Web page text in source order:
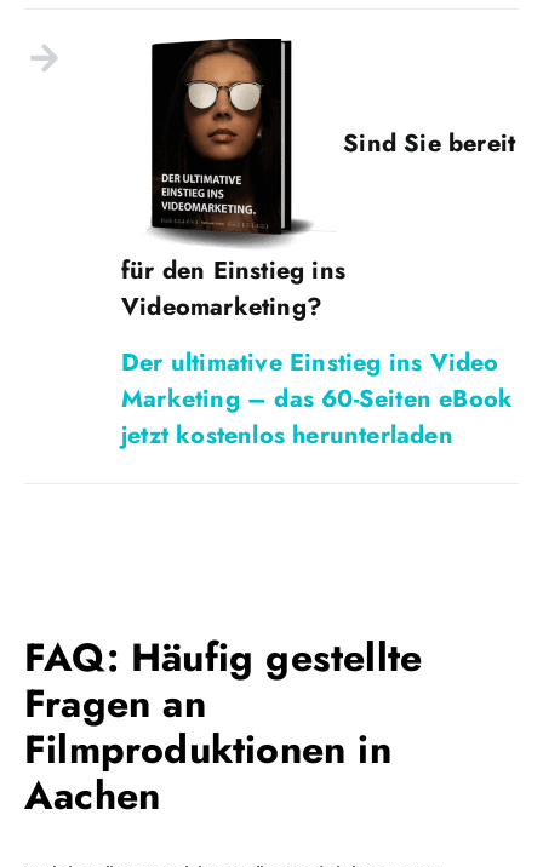
Sind Sie bereit
für den Einstieg ins
Videomarketing?
Der ultimative Einstieg ins Video
Marketing – das 60-Seiten eBook
jetzt kostenlos herunterladen
FAQ: Häufig gestellte
Fragen an
Filmproduktionen in
Aachen